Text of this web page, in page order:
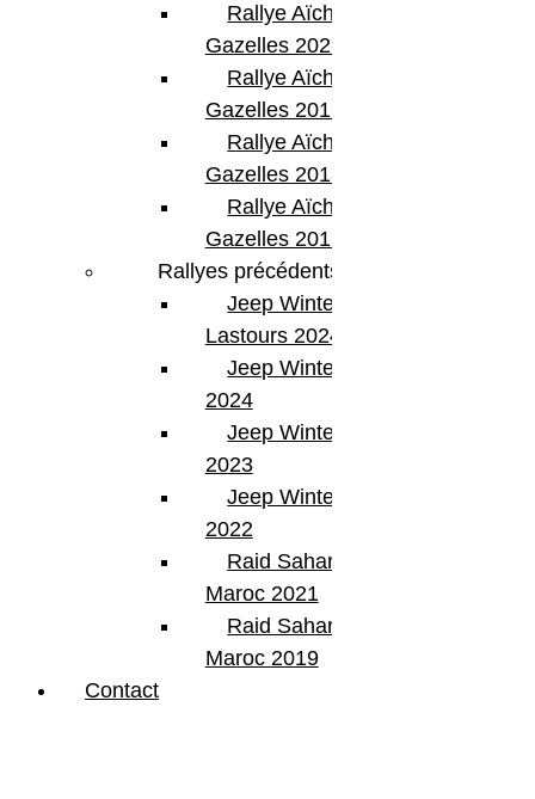
Rallye Aïcha des
Gazelles 2021 -30th
Rallye Aïcha des
Gazelles 2019
Rallye Aïcha des
Gazelles 2018
Rallye Aïcha des
Gazelles 2017
Rallyes précédents
Jeep Winter
Lastours 2024
Jeep Winter Tour
2024
Jeep Winter Tour
2023
Jeep Winter Tour
2022
Raid Sahara Tour
Maroc 2021
Raid Sahara Tour
Maroc 2019
Contact